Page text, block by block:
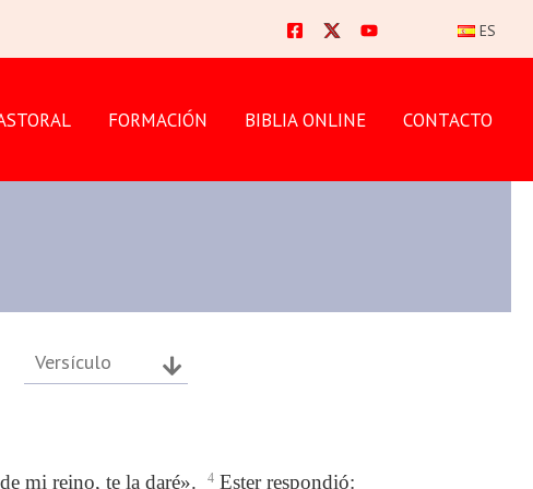
ES
FORMACIÓN BIBLIA ONLINE CONTACTO
Versículo
mi reino, te la daré». 4 Ester respondió: